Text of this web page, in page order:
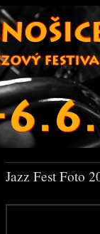
Jazz Fest Foto